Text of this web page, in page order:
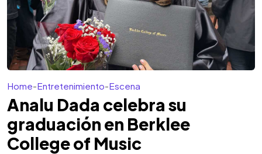
Home-Entretenimiento-Escena
Analu Dada celebra su
graduación en Berklee
College of Music